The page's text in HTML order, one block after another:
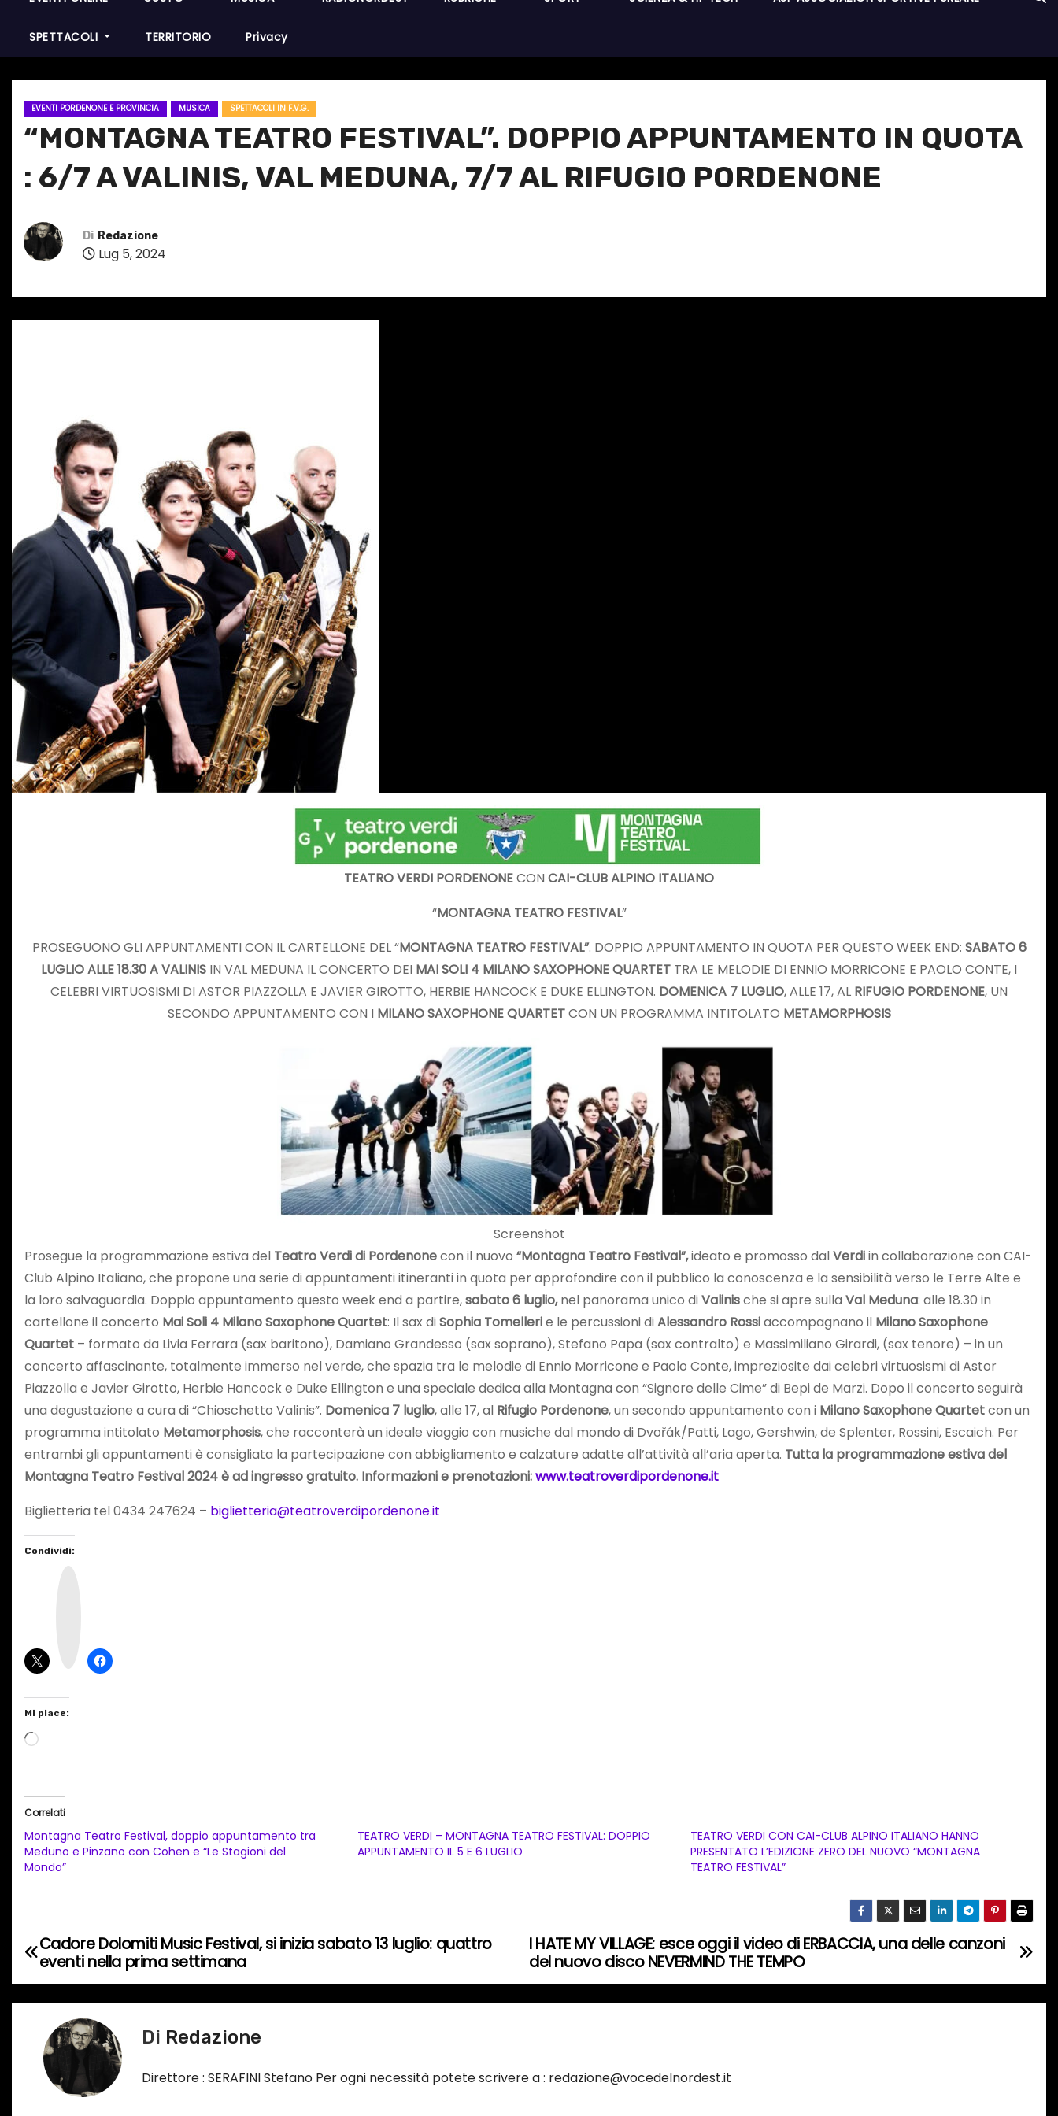
SPETTACOLI TERRITORIO Privacy
EVENTI PORDENONE E PROVINCIA MUSICA SPETTACOLI IN F.V.G.
“MONTAGNA TEATRO FESTIVAL”. DOPPIO APPUNTAMENTO IN QUOTA
: 6/7 A VALINIS, VAL MEDUNA, 7/7 AL RIFUGIO PORDENONE
Di Redazione
Lug 5, 2024
TEATRO VERDI PORDENONECON CAI-CLUB ALPINO ITALIANO
“MONTAGNA TEATRO FESTIVAL”
PROSEGUONO GLI APPUNTAMENTI CON IL CARTELLONE DEL “MONTAGNA TEATRO FESTIVAL”. DOPPIO APPUNTAMENTO IN QUOTA PER QUESTO WEEK END: SABATO 6
LUGLIO ALLE 18.30 A VALINIS IN VAL MEDUNA IL CONCERTO DEI MAI SOLI 4 MILANO SAXOPHONE QUARTET TRA LE MELODIE DI ENNIO MORRICONE E PAOLO CONTE, I
CELEBRI VIRTUOSISMI DI ASTOR PIAZZOLLA E JAVIER GIROTTO, HERBIE HANCOCK E DUKE ELLINGTON. DOMENICA 7 LUGLIO, ALLE 17, AL RIFUGIO PORDENONE, UN
SECONDO APPUNTAMENTO CON I MILANO SAXOPHONE QUARTETCON UN PROGRAMMA INTITOLATO METAMORPHOSIS
Screenshot
Prosegue la programmazione estiva del Teatro Verdi di Pordenonecon il nuovo “Montagna Teatro Festival”,ideato e promosso dalVerdiin collaborazione con CAI-
Club Alpino Italiano, che propone una serie diappuntamenti itineranti in quota per approfondire con il pubblico la conoscenza e la sensibilità verso le Terre Alte e
la loro salvaguardia. Doppio appuntamento questo week end a partire,sabato 6 luglio,nel panorama unico diValinische si apre sulla Val Meduna: alle 18.30 in
cartellone il concerto Mai Soli 4 Milano Saxophone Quartet: Il sax diSophia Tomellerie le percussioni diAlessandro Rossiaccompagnano il Milano Saxophone
Quartet – formato da Livia Ferrara (sax baritono), Damiano Grandesso (sax soprano), Stefano Papa (sax contralto) e Massimiliano Girardi, (sax tenore) – in un
concerto affascinante, totalmente immerso nel verde, che spazia tra le melodie di Ennio Morricone e Paolo Conte, impreziosite dai celebri virtuosismi di Astor
Piazzolla e Javier Girotto, Herbie Hancock e Duke Ellington e una speciale dedica alla Montagna con “Signore delle Cime” di Bepi de Marzi. Dopo il concerto seguirà
una degustazione a cura di “Chioschetto Valinis”. Domenica 7 luglio, alle 17, al Rifugio Pordenone, un secondo appuntamento con i Milano Saxophone Quartetcon un
programma intitolato Metamorphosis, che racconterà un ideale viaggio con musiche dal mondo di Dvořák/Patti, Lago, Gershwin, de Splenter, Rossini, Escaich. Per
entrambi gli appuntamenti è consigliata la partecipazione con abbigliamento e calzature adatte all’attività all’aria aperta. Tutta la programmazione estiva del
Montagna Teatro Festival 2024 è ad ingresso gratuito. Informazioni e prenotazioni:www.teatroverdipordenone.it
Biglietteria tel 0434 247624 – biglietteria@teatroverdipordenone.it
Condividi:
Mi piace:
C
a
m
t
o
i
n
o
Correlati
Montagna Teatro Festival, doppio appuntamento tra
Meduno e Pinzano con Cohen e “Le Stagioni del
Mondo”
TEATRO VERDI – MONTAGNA TEATRO FESTIVAL: DOPPIO
APPUNTAMENTO IL 5 E 6 LUGLIO
TEATRO VERDI CON CAI-CLUB ALPINO ITALIANO HANNO
PRESENTATO L’EDIZIONE ZERO DEL NUOVO “MONTAGNA
TEATRO FESTIVAL”
N
a
I HATE MY VILLAGE: esce oggi il video di ERBACCIA, una delle canzoni
del nuovo disco NEVERMIND THE TEMPO
Cadore Dolomiti Music Festival, si inizia sabato 13 luglio: quattro
eventi nella prima settimana
Di Redazione
Direttore : SERAFINI Stefano Per ogni necessità potete scrivere a : redazione@vocedelnordest.it